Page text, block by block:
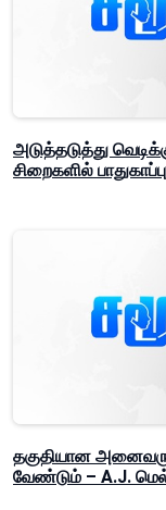
அடுத்தடுத்து
சிறைகளில்
தகுதியான
வேண்டும் – A.J.